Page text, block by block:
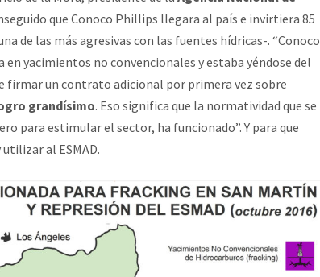
que Conoco Phillips llegara al país e invirtiera 85
de las más agresivas con las fuentes hídricas-. “Conoco
yacimientos no convencionales y estaba yéndose del
firmar un contrato adicional por primera vez sobre
grandísimo. Eso significa que la normatividad que se
para estimular el sector, ha funcionado”. Y para que
al ESMAD.